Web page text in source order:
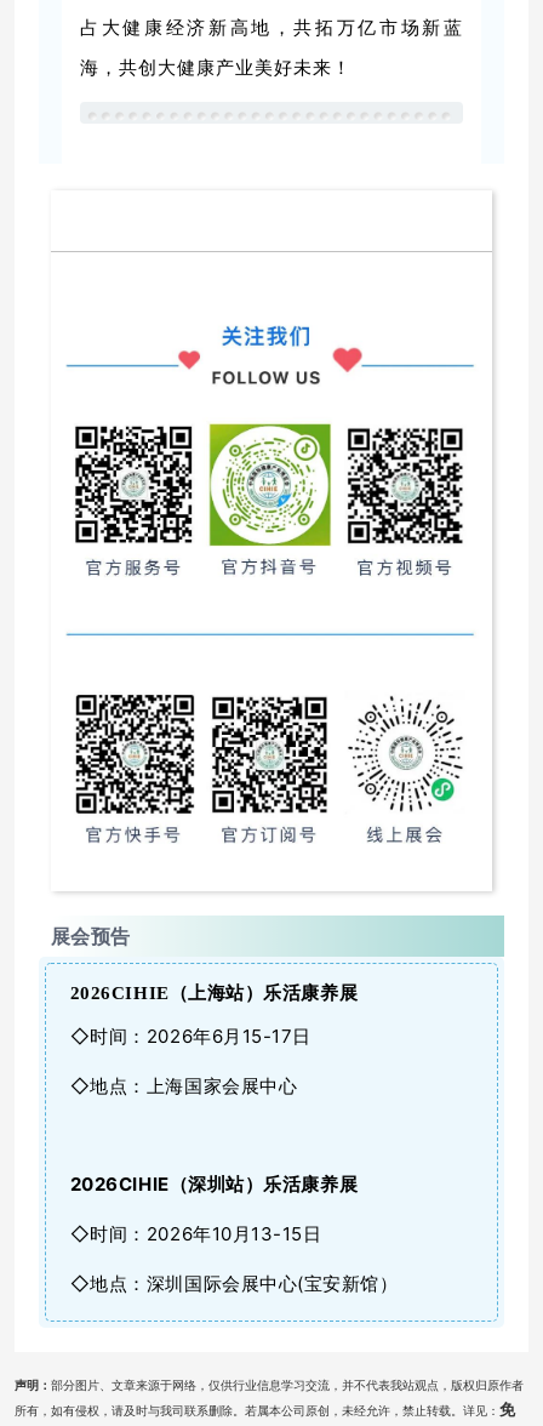
占大健康经济新高地，共拓万亿市场新蓝
海，共创大健康产业美好未来！
展会预告
2026CIHIE（ 上海站）乐活康养展
◇时间：2026年6月15-17日
◇地点：上海国家会展中心
2026CIHIE（深圳站）乐活康养展
◇时间：2026年10月13-15日
◇地点：深圳国际会展中心(宝安新馆）
声明： 部分图片、文章来源于网络，仅供行业信息学习交流，并不代表我站观点，版权归原作者
所有，如有侵权，请及时与我司联系删除。若属本公司原创，未经允许，禁止转载。详见： 免